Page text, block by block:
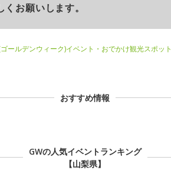
お願いします。
ールデンウィーク)イベント・おでかけ観光スポット
おすすめ情報
GWの人気イベントランキング
【山梨県】